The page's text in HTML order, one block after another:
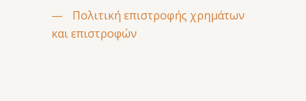
—
Πολιτική επιστροφής χρημάτων
και επιστροφών